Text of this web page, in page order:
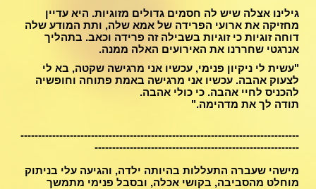
גילינו אצלה שיש לה חסמים גדולים מזוגיות. היא עדיין
מחזיקה את ארועי הפרידה של אמא שלה, ותת המודע שלה
דוחה זוגיות כי זוגיות בשבילה זה פרידה וכאב. בתהליך
אנרגטי שחררנו את האירועים האלה ממנה.
"עשית לי ניקיון פנימי, עכשיו אני מרגישה שקטה, בא לי
לצעוק אהבה. עכשיו אני מרגישה באמת פתוחה וחופשיה
להכניס לחיי אהבה. כי כולי אהבה.
תודה לך את מדהימה."
-------------------------------------------------------------------------------
----------------------------------------------------------
מישהי שעברה התעללות בהיותה ילדה, והגיעה עלי בניתוק
מוחלט מהסביבה, בקושי אכלה, ובסבל פנימי מתמשך